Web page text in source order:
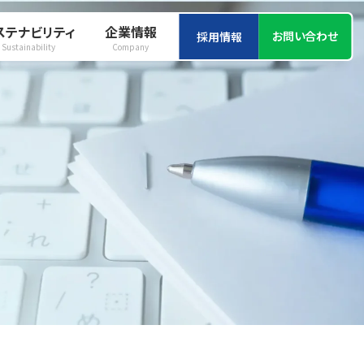
テナビリティ
Sustainability
企業情報
Company
採用情報 お問い合わせ